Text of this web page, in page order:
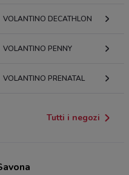
VOLANTINO DECATHLON
VOLANTINO PENNY
VOLANTINO PRENATAL
Tutti i negozi